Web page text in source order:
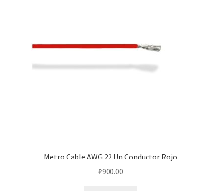
Metro Cable AWG 22 Un Conductor Rojo
₽900.00